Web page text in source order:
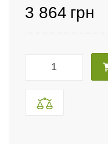
3 864 грн